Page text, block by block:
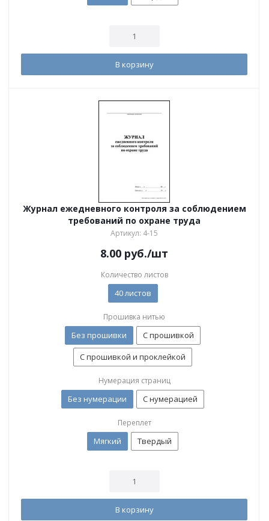
В корзину
Журнал ежедневного контроля за соблюдением
требований по охране труда
Артикул: 4-15
8.00 руб./шт
Количество листов
40 листов
Прошивка нитью
Без прошивки
С прошивкой
С прошивкой и проклейкой
Нумерация страниц
Без нумерации С нумерацией
Переплет
Мягкий Твердый
В корзину